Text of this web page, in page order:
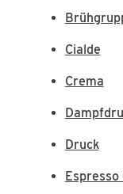
Cialde
Crema
Druck
Espresso